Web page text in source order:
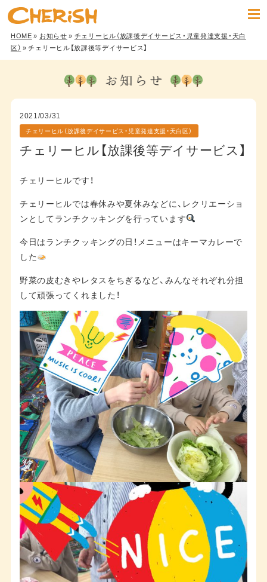
HOME» お知らせ» チェリーヒル（放課後デイサービス・児童発達支援・天白
区） » チェリーヒル【放課後等デイサービス】
2021/03/31
チェリーヒル（放課後デイサービス・児童発達支援・天白区）
チェリーヒル【放課後等デイサービス】
チェリーヒルです！
チェリーヒルでは春休みや夏休みなどに、レクリエーショ
ンとしてランチクッキングを行っています
今日はランチクッキングの日！メニューはキーマカレーで
した
野菜の皮むきやレタスをちぎるなど、みんなそれぞれ分担
して頑張ってくれました！